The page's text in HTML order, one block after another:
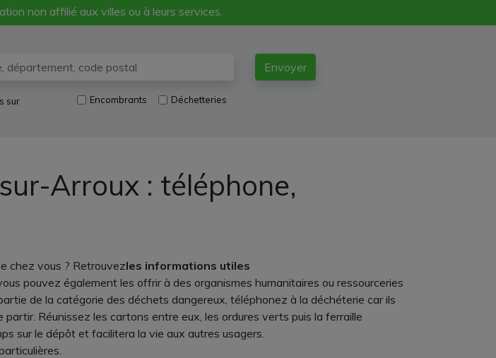
non affilié aux villes ou à leurs services.
Envoyer
sur Encombrants Déchetteries
Arroux : téléphone,
chez vous ? Retrouvezles informations utiles
pouvez également les offrir à des organismes humanitaires ou ressourceries
de la catégorie des déchets dangereux, téléphonez à la déchéterie car ils
Réunissez les cartons entre eux, les ordures verts puis la ferraille
sur le dépôt et facilitera la vie aux autres usagers.